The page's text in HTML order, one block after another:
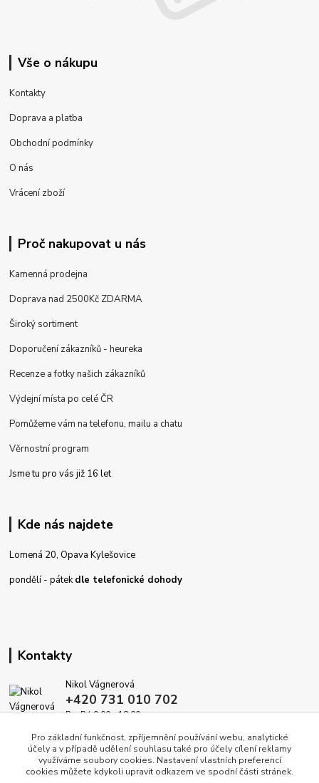
Vše o nákupu
Kontakty
Doprava a platba
Obchodní podmínky
O nás
Vrácení zboží
Proč nakupovat u nás
Kamenná prodejna
Doprava nad 2500Kč ZDARMA
Široký sortiment
Doporučení zákazníků - heureka
Recenze a fotky našich zákazníků
Výdejní místa po celé ČR
Pomůžeme vám na telefonu, mailu a chatu
Věrnostní program
Jsme tu pro vás již 16 let
Kde nás najdete
Lomená 20, Opava Kylešovice
pondělí - pátekdle telefonické dohody
Kontakty
Nikol Vágnerová
+420 731 010 702
Po-Pá 9.00 - 18.00
info@dekoracedomova.cz
Pro základní funkčnost, zpříjemnění používání webu, analytické
účely a v případě udělení souhlasu také pro účely cílení reklamy
využíváme soubory cookies. Nastavení vlastních preferencí
cookies můžete kdykoli upravit odkazem ve spodní části stránek.